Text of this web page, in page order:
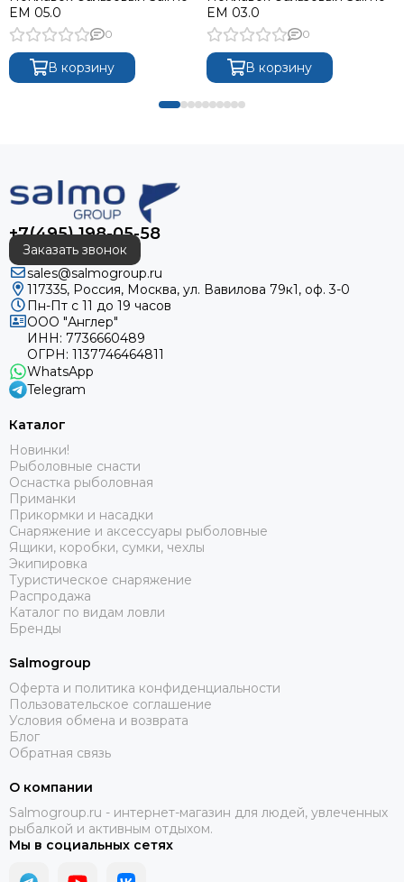
EM 05.0
0
В корзину
EM 03.0
0
В корзину
+7(495) 198-05-58
Заказать звонок
sales@salmogroup.ru
117335, Россия, Москва, ул. Вавилова 79к1, оф. 3-0
Пн-Пт с 11 до 19 часов
ООО "Англер"
ИНН: 7736660489
ОГРН: 1137746464811
WhatsApp
Telegram
Каталог
Новинки!
Рыболовные снасти
Оснастка рыболовная
Приманки
Прикормки и насадки
Снаряжение и аксессуары рыболовные
Ящики, коробки, сумки, чехлы
Экипировка
Туристическое снаряжение
Распродажа
Каталог по видам ловли
Бренды
Salmogroup
Оферта и политика конфиденциальности
Пользовательское соглашение
Условия обмена и возврата
Блог
Обратная связь
О компании
Salmogroup.ru - интернет-магазин для людей, увлеченных
рыбалкой и активным отдыхом.
Мы в социальных сетях